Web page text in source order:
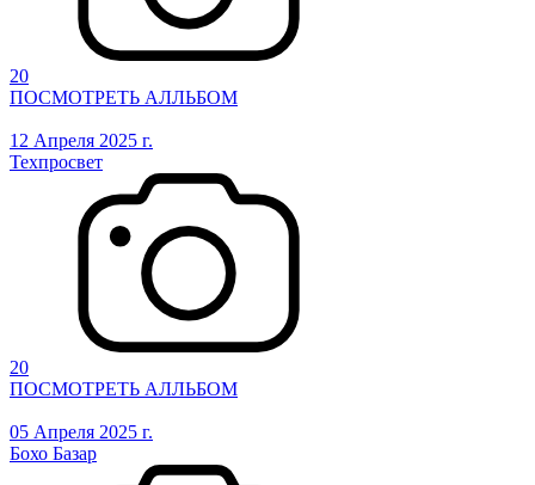
20
ПОСМОТРЕТЬ АЛЛЬБОМ
12 Апреля 2025 г.
Техпросвет
20
ПОСМОТРЕТЬ АЛЛЬБОМ
05 Апреля 2025 г.
Бохо Базар